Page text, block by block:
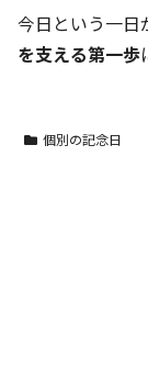
今日という一日
を支える第一歩
個別の記念日